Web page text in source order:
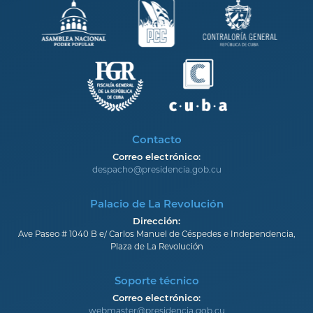
Contacto
Correo electrónico:
despacho@presidencia.gob.cu
Palacio de La Revolución
Dirección:
Ave Paseo # 1040 B e/ Carlos Manuel de Céspedes e Independencia,
Plaza de La Revolución
Soporte técnico
Correo electrónico:
webmaster@presidencia.gob.cu